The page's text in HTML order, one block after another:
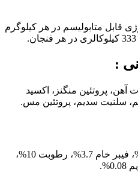
انرژی قابل متابولیسم در هر کیلوگرم
:
آهن، پروتئین منگنز، اکسید
سلنیت سدیم، پروتئین مس.
پروتئین خام 17%، چربی خام 15%، فیبر خام 3.7%، رطوبت 10%،